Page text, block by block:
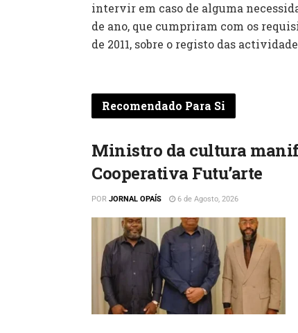
intervir em caso de alguma
de ano, que cumpriram com os
de 2011, sobre o registo das
Recomendado Para Si
Ministro da cultura
Cooperativa Futu’arte
POR JORNAL OPAÍS 6 de Agosto, 2026